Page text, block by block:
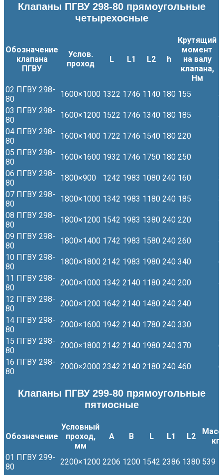
Клапаны ПГВУ 298-80 прямоугольные
четырехосные
Обозначение
клапана
ПГВУ
Услов.
проход
L L1 L2 h
Крутящий
момент
на валу
клапана,
Нм
02 ПГВУ 298-
80
1600×1000 1322 1746 1140 180 155
03 ПГВУ 298-
80
1600×1200 1522 1746 1340 180 185
04 ПГВУ 298-
80
1600×1400 1722 1746 1540 180 220
05 ПГВУ 298-
80
1600×1600 1932 1746 1750 180 250
06 ПГВУ 298-
80
1800×900 1242 1983 1080 240 160
07 ПГВУ 298-
80
1800×1000 1342 1983 1180 240 185
08 ПГВУ 298-
80
1800×1200 1542 1983 1380 240 220
09 ПГВУ 298-
80
1800×1400 1742 1983 1580 240 260
10 ПГВУ 298-
80
1800×1800 2142 1983 1980 240 340
11 ПГВУ 298-
80
2000×1000 1342 2140 1180 240 200
12 ПГВУ 298-
80
2000×1200 1642 2140 1480 240 240
14 ПГВУ 298-
80
2000×1600 1942 2140 1780 240 330
15 ПГВУ 298-
80
2000×1800 2142 2140 1980 240 370
16 ПГВУ 298-
80
2000×2000 2342 2140 2180 240 460
Клапаны ПГВУ 299-80 прямоугольные
пятиосные
Обозначение
Условный
проход,
мм
А В L L1 L2
кг
01 ПГВУ 299-
80
2200×1200 2206 1200 1542 2386 1380 539